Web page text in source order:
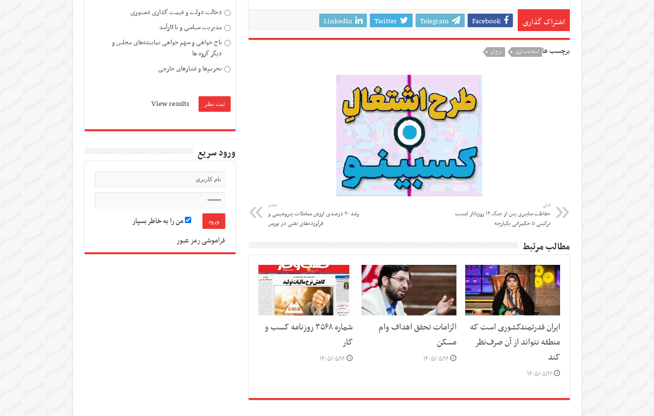
اشتراک گذاری Facebook
Telegram
Twitter
LinkedIn
برچسب ها اصلاحات ارزی نرخ ارز
قبلی
حفاظت سایبری پس از جنگ ۱۲ روزه/از امنیت
ترکیبی تا حکمرانی یکپارچه
بعدی
رشد ۲۰ درصدی ارزش معاملات پتروشیمی و
فرآورده‌های نفتی در بورس
مطالب مرتبط
ایران قدرتمندکشوری است که
منطقه نتواند از آن صرف‌نظر
کند
۱۴۰۵/۰۵/۱۶
الزامات تحقق اهداف وام
مسکن
۱۴۰۵/۰۵/۱۶
شماره ۳۵۶۸ روزنامه کسب و
کار
۱۴۰۵/۰۵/۱۶
دخالت دولت و قیمت گذاری دستوری
مدیریت سیاسی و ناکارآمد
باج خواهی و سهم خواهی نماینده‌های مجلس و
دیگر گروه ها
تحریم‌ها و فشارهای خارجی
View results
ورود سریع
من را به خاطر بسپار
فراموشی رمز عبور